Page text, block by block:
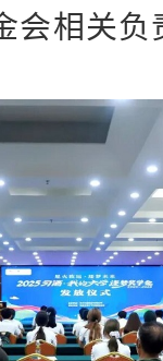
会相关负